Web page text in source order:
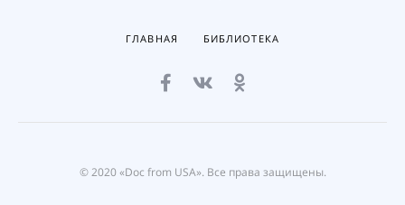
ГЛАВНАЯ БИБЛИОТЕКА
© 2020 «Doc from USA». Все права защищены.